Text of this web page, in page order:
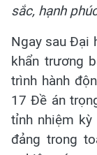
sắc, hạnh
Ngay sau Đại
khẩn trương
trình hành
17 Đề án
tỉnh nhiệm
đảng trong